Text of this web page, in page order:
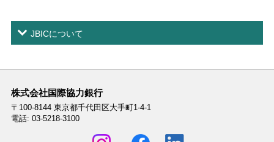
JBICについて
株式会社国際協力銀行
〒100-8144 東京都千代田区大手町1-4-1
電話: 03-5218-3100